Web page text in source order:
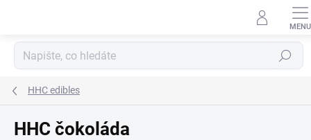
Hledat
HHC edibles
HHC čokoláda